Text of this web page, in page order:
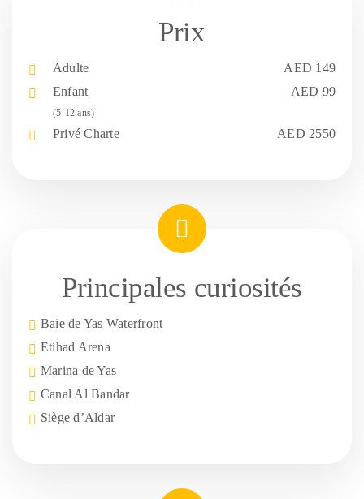
Prix
Adulte
AED 149
Enfant
AED 99
(5-12 ans)
Privé Charte AED 2550
Principales curiosités
Baie de Yas Waterfront
Etihad Arena
Marina de Yas
Canal Al Bandar
Siège d’Aldar